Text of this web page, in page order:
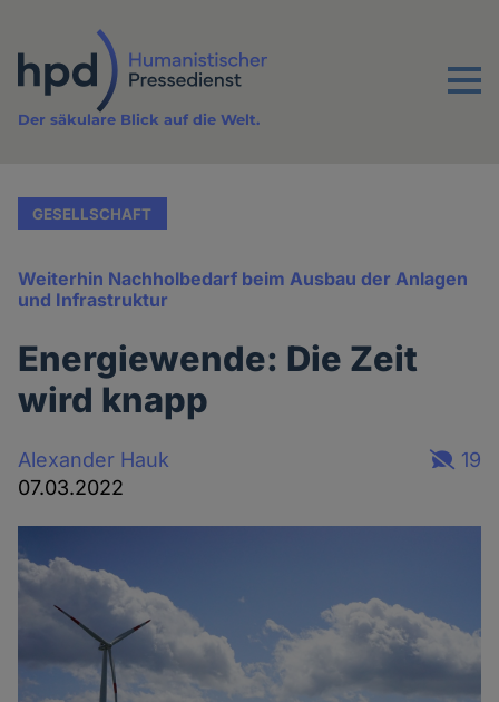
Inhalt
Menu
Der säkulare Blick auf die Welt.
GESELLSCHAFT
Weiterhin Nachholbedarf beim Ausbau der Anlagen
und Infrastruktur
Energiewende: Die Zeit
wird knapp
Alexander Hauk
07.03.2022
19